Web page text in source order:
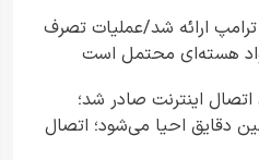
ارائه شد/عملیات تصرف
هسته‌ای محتمل است
اتصال اینترنت صادر شد؛
دقایق احیا می‌شود؛ اتصال